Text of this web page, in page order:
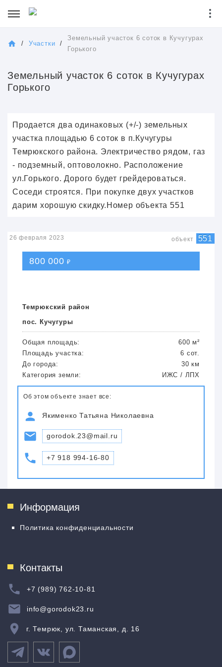
/ Участки /
Земельный участок 6 соток в Кучугурах
Горького
Земельный участок 6 соток в Кучугурах
Горького
Продается два одинаковых (+/-) земельных
участка площадью 6 соток в п.Кучугуры
Темрюкского района. Электричество рядом, газ
- подземный, оптоволокно. Расположение
ул.Горького. Дорого будет грейдероваться.
Соседи строятся. При покупке двух участков
дарим хорошую скидку.Номер объекта 551
26 февраля 2023 объект 551
800 000₽
Темрюкский район
пос. Кучугуры
Общая площадь:
600 м²
Площадь участка:
6 сот.
До города:
30 км
Категория земли:
ИЖС / ЛПХ
Об этом объекте знает все:
Якименко Татьяна Николаевна
gorodok.23@mail.ru
+7 918 994-16-80
Информация
Политика конфиденциальности
Контакты
+7 (989) 762-10-81
info@gorodok23.ru
г. Темрюк, ул. Таманская, д. 16